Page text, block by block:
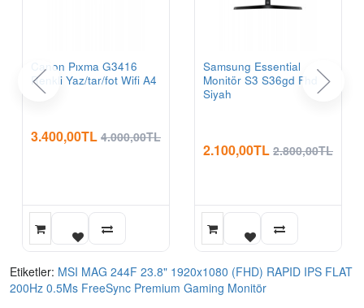
Canon Pıxma G3416
Renkli Yaz/tar/fot Wifi A4
3.400,00TL 4.000,00TL
Samsung Essential
Monitör S3 S36gd Fhd
Siyah
2.100,00TL 2.800,00TL
Etiketler: MSI MAG 244F 23.8" 1920x1080 (FHD) RAPID IPS FLAT
200Hz 0.5Ms FreeSync Premium Gaming Monitör